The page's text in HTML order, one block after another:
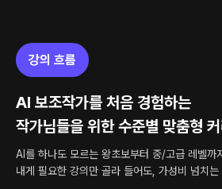
강의 흐름
AI 보조작가를 처음 경험하는
작가님들을 위한 수준별 맞춤형
AI를 하나도 모르는 왕초보부터 중/고급 레벨까
내게 필요한 강의만 골라 들어도, 가성비 넘치는